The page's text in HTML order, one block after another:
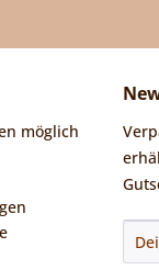
möglich